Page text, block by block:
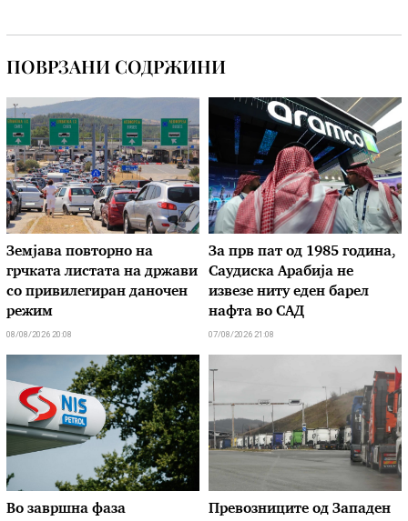
ПОВРЗАНИ СОДРЖИНИ
Земјава повторно на
грчката листата на држави
со привилегиран даночен
режим
08/08/2026 20:08
За прв пат од 1985 година,
Саудиска Арабија не
извезе ниту еден барел
нафта во САД
07/08/2026 21:08
Во завршна фаза
Превозниците од Западен